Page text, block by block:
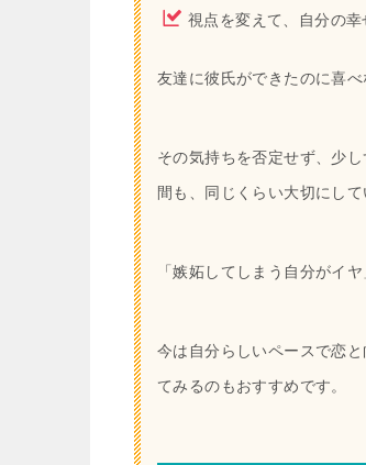
視点を変えて、自分の幸
友達に彼氏ができたのに喜
その気持ちを否定せず、少
間も、同じくらい大切にして
「嫉妬してしまう自分がイ
今は自分らしいペースで恋
てみるのもおすすめです。